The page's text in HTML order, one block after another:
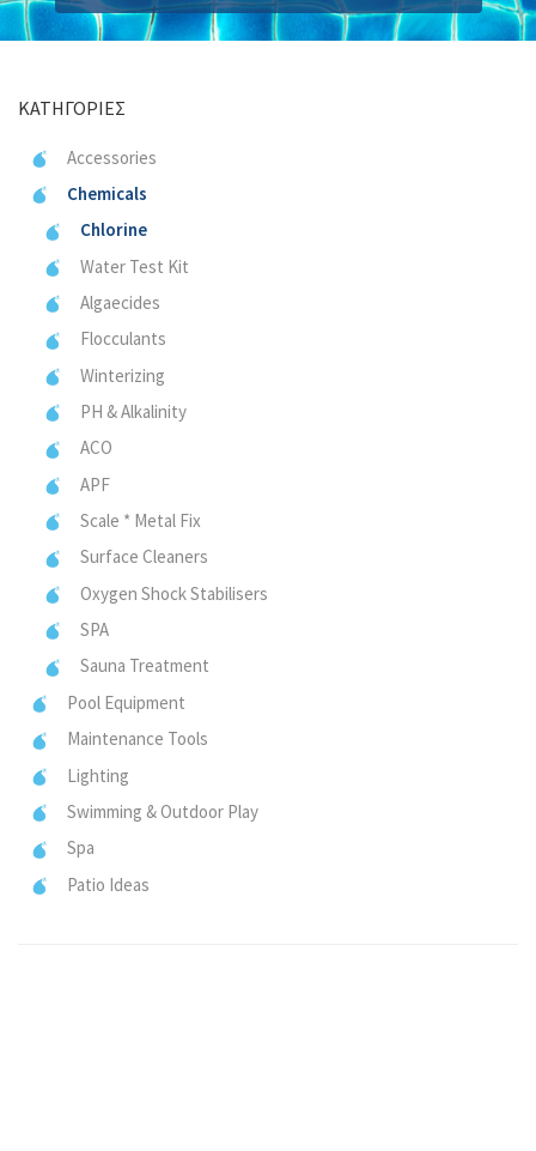
ΚΑΤΗΓΟΡΊΕΣ
Accessories
Chemicals
Chlorine
Water Test Kit
Algaecides
Flocculants
Winterizing
PH & Alkalinity
ACO
APF
Scale * Metal Fix
Surface Cleaners
Oxygen Shock Stabilisers
SPA
Sauna Treatment
Pool Equipment
Maintenance Tools
Lighting
Swimming & Outdoor Play
Spa
Patio Ideas